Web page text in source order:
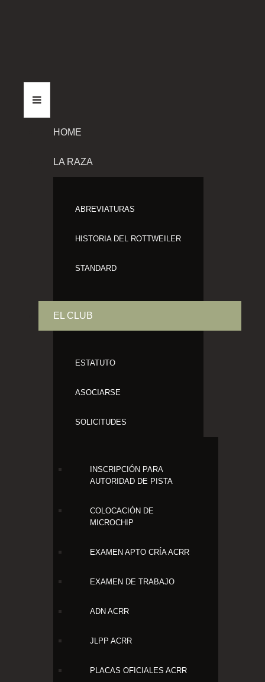
HOME
LA RAZA
ABREVIATURAS
HISTORIA DEL ROTTWEILER
STANDARD
EL CLUB
ESTATUTO
ASOCIARSE
SOLICITUDES
INSCRIPCIÓN PARA
AUTORIDAD DE PISTA
COLOCACIÓN DE
MICROCHIP
EXAMEN APTO CRÍA ACRR
EXAMEN DE TRABAJO
ADN ACRR
JLPP ACRR
PLACAS OFICIALES ACRR